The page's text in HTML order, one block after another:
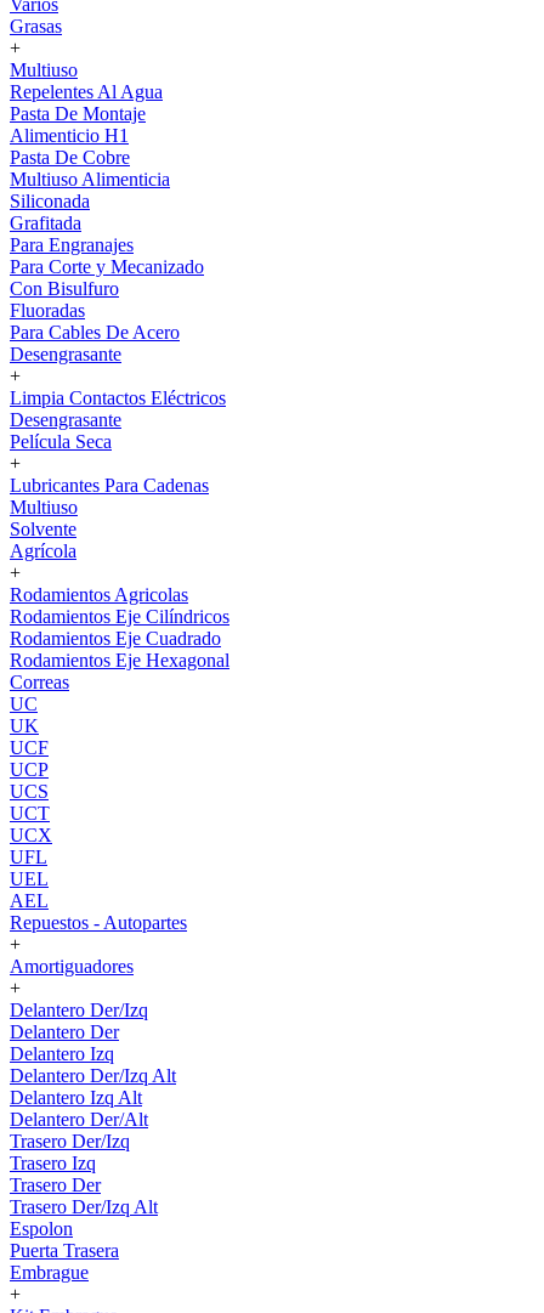
Varios
Grasas
+
Multiuso
Repelentes Al Agua
Pasta De Montaje
Alimenticio H1
Pasta De Cobre
Multiuso Alimenticia
Siliconada
Grafitada
Para Engranajes
Para Corte y Mecanizado
Con Bisulfuro
Fluoradas
Para Cables De Acero
Desengrasante
+
Limpia Contactos Eléctricos
Desengrasante
Película Seca
+
Lubricantes Para Cadenas
Multiuso
Solvente
Agrícola
+
Rodamientos Agricolas
Rodamientos Eje Cilíndricos
Rodamientos Eje Cuadrado
Rodamientos Eje Hexagonal
Correas
UC
UK
UCF
UCP
UCS
UCT
UCX
UFL
UEL
AEL
Repuestos - Autopartes
+
Amortiguadores
+
Delantero Der/Izq
Delantero Der
Delantero Izq
Delantero Der/Izq Alt
Delantero Izq Alt
Delantero Der/Alt
Trasero Der/Izq
Trasero Izq
Trasero Der
Trasero Der/Izq Alt
Espolon
Puerta Trasera
Embrague
+